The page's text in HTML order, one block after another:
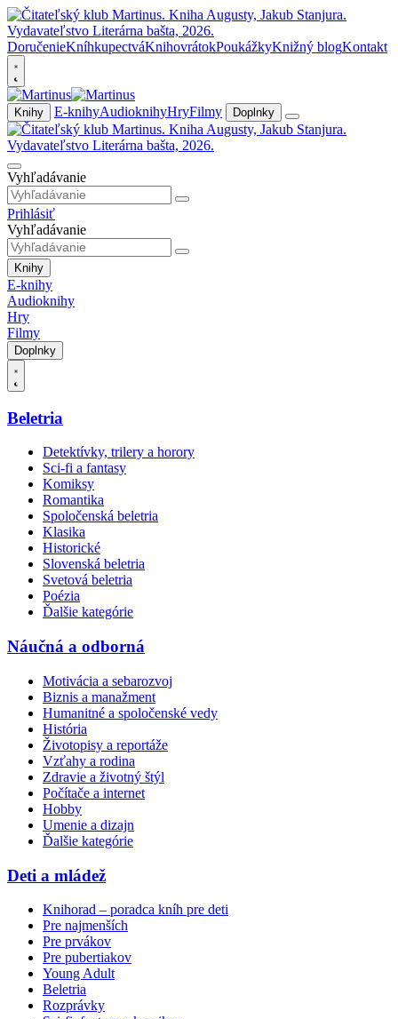
DoručenieKníhkupectváKnihovrátokPoukážkyKnižný blogKontakt
Knihy E-knihyAudioknihyHryFilmy Doplnky
Vyhľadávanie
Prihlásiť
Vyhľadávanie
Knihy
E-knihy
Audioknihy
Hry
Filmy
Doplnky
Beletria
Detektívky, trilery a horory
Sci-fi a fantasy
Komiksy
Romantika
Spoločenská beletria
Klasika
Historické
Slovenská beletria
Svetová beletria
Poézia
Ďalšie kategórie
Náučná a odborná
Motivácia a sebarozvoj
Biznis a manažment
Humanitné a spoločenské vedy
História
Životopisy a reportáže
Vzťahy a rodina
Zdravie a životný štýl
Počítače a internet
Hobby
Umenie a dizajn
Ďalšie kategórie
Deti a mládež
Knihorad – poradca kníh pre deti
Pre najmenších
Pre prvákov
Pre pubertiakov
Young Adult
Beletria
Rozprávky